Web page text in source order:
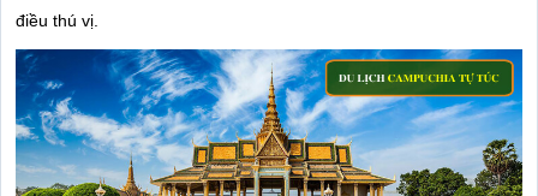
điều thú vị.